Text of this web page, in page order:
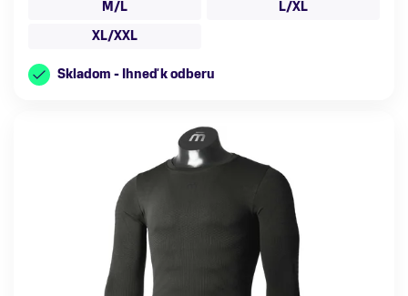
M/L
L/XL
XL/XXL
Skladom - Ihneď k odberu